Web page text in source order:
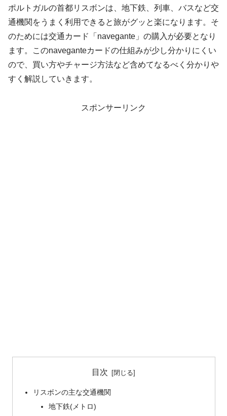
ポルトガルの首都リスボンは、地下鉄、列車、バスなど交
通機関をうまく利用できると旅がグッと楽になります。そ
のためには交通カード「navegante」の購入が必要となり
ます。このnaveganteカードの仕組みが少し分かりにくい
ので、買い方やチャージ方法など含めてなるべく分かりや
すく解説していきます。
スポンサーリンク
目次
リスボンの主な交通機関
地下鉄(メトロ)